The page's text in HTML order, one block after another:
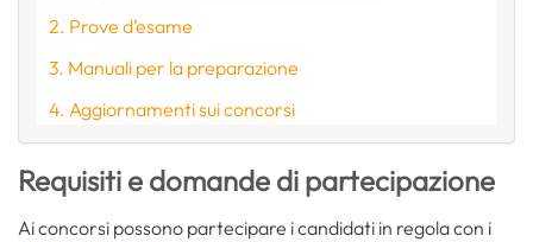
Prove d’esame
Manuali per la preparazione
Aggiornamenti sui concorsi
Requisiti e domande di partecipazione
Ai concorsi possono partecipare i candidati in regola con i